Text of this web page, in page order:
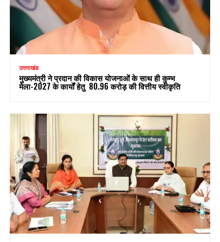
उत्तराखंड
मुख्यमंत्री ने प्रदान की विकास योजनाओं के साथ ही कुम्भ
मेला-2027 के कार्यों हेतु ₹ 80.96 करोड़ की वित्तीय स्वीकृति